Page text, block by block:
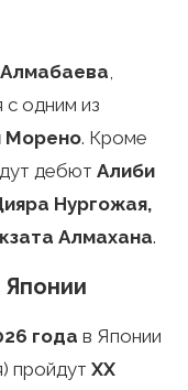
,
с одним из
Морено. Кроме
дебют Алиби
Нургожая,
Алмахана.
Японии
года в Японии
пройдут XX